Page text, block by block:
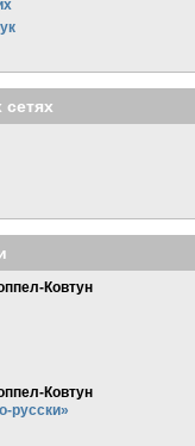
Ковтун
Ковтун
русски»